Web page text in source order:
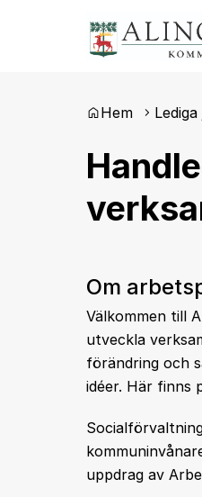
Du är här:
Hem
Om
Välkommen till
utveckla
förändring och
idéer. Här finns
uppdrag av